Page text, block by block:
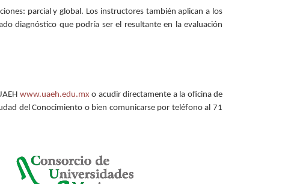
parcial y global. Los instructores también aplican a los
diagnóstico que podría ser el resultante en la evaluación
www.uaeh.edu.mx o acudir directamente a la oficina de
del Conocimiento o bien comunicarse por teléfono al 71